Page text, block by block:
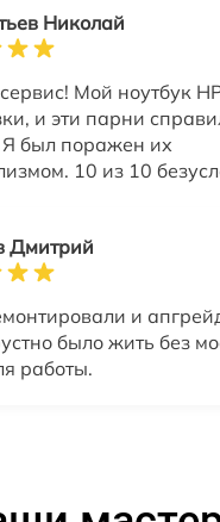
Николай
Мой ноутбук
и эти парни
был поражен их
10 из 10
Дмитрий
и
было жить без
работы.